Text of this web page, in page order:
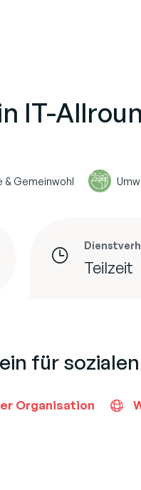
IT-
& Gemeinwohl
Teilzeit
für
Organisation